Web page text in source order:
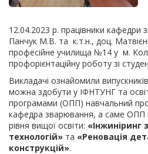
12.04.2023 р. працівники кафедри
Панчук М.В. та к.т.н., доц.
професійне училища №14 у м.
профорієнтаційну роботу зі
Викладачі ознайомили
можна здобути у ІФНТУНГ та
програмами (ОПП) навчальний
кафедра зварювання, а саме ОПП
рівня вищої освіти: «Інжиніринг
технологій» та «Реновація
конструкцій».